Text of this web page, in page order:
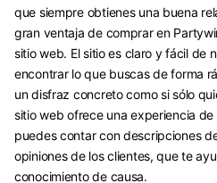
que siempre obtienes una buena
gran ventaja de comprar en
sitio web. El sitio es claro y fácil de
encontrar lo que buscas de forma
un disfraz concreto como si sólo
sitio web ofrece una experiencia
puedes contar con descripciones
opiniones de los clientes, que te
conocimiento de causa.